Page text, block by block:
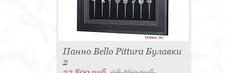
Панно Bello Pittura Булавки
2